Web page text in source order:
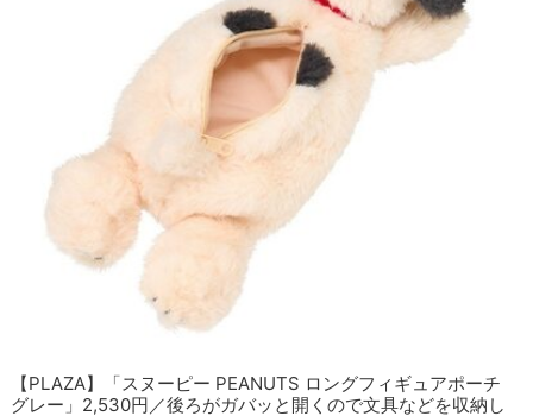
【PLAZA】「スヌーピー PEANUTS ロングフィギュアポーチ
グレー」2,530円／後ろがガバッと開くので文具などを収納し